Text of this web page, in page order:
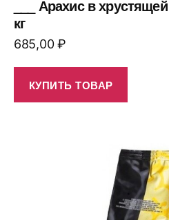
___ Арахис в
кг
685,00₽
КУПИТЬ ТОВАР